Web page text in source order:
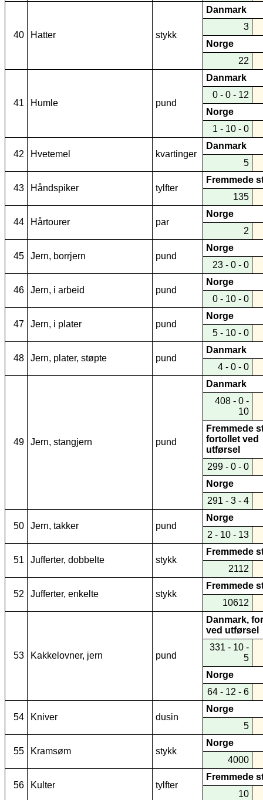
40 Hatter stykk
Danmark
3
Norge
22
41 Humle pund
Danmark
0 - 0 - 12
Norge
1 - 10 - 0
42 Hvetemel kvartinger
Danmark
5
43 Håndspiker tylfter
Fremmede
135
44 Hårtourer par
Norge
2
45 Jern, borrjern pund
Norge
23 - 0 - 0
46 Jern, i arbeid pund
Norge
0 - 10 - 0
47 Jern, i plater pund
Norge
5 - 10 - 0
48 Jern, plater, støpte pund
Danmark
4 - 0 - 0
49 Jern, stangjern pund
Danmark
408 - 0 -
10
Fremmede
fortollet ved
utførsel
299 - 0 - 0
Norge
291 - 3 - 4
50 Jern, takker pund
Norge
2 - 10 - 13
51 Jufferter, dobbelte stykk
Fremmede
2112
52 Jufferter, enkelte stykk
Fremmede
10612
53 Kakkelovner, jern pund
Danmark,
ved utførsel
331 - 10 -
5
Norge
64 - 12 - 6
54 Kniver dusin
Norge
5
55 Kramsøm stykk
Norge
4000
56 Kulter tylfter
Fremmede
10